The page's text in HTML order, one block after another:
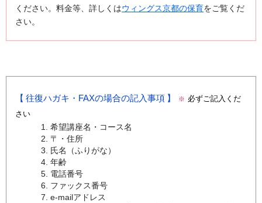
ください。料金等、詳しくはウィングス京都の保育をご覧くだ
さい。
往復ハガキ・FAXの場合の記入事項 ※ 必ずご記入くだ
さい
希望講座名・コース名
〒・住所
氏名（ふりがな）
年齢
電話番号
ファックス番号
e-mailアドレス